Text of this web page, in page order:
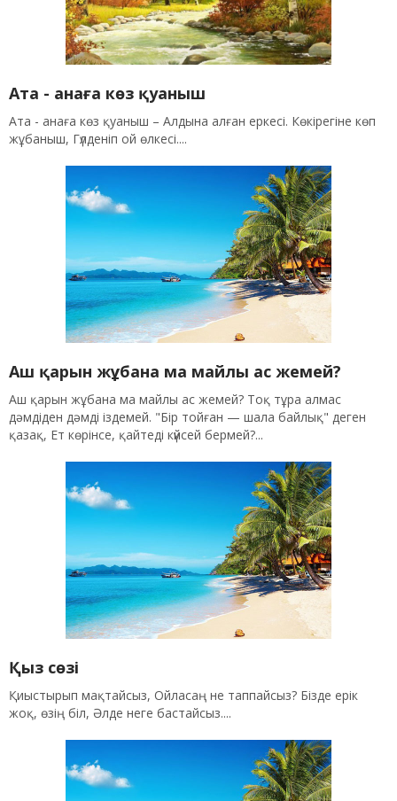
Ата - анаға көз қуаныш
Ата - анаға көз қуаныш – Алдына алған еркесі. Көкірегіне көп
жұбаныш, Гүлденіп ой өлкесі....
Аш қарын жұбана ма майлы ас жемей?
Аш қарын жұбана ма майлы ас жемей? Тоқ тұра алмас
дәмдіден дәмді іздемей. "Бір тойған — шала байлық" деген
қазақ, Ет көрінсе, қайтеді күйсей бермей?...
Қыз сөзі
Қиыстырып мақтайсыз, Ойласаң не таппайсыз? Бізде ерік
жоқ, өзің біл, Әлде неге бастайсыз....